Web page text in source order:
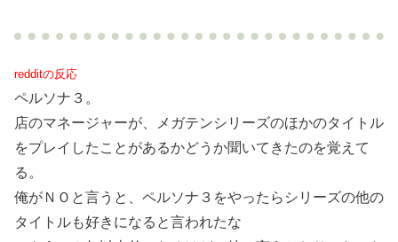
redditの反応
ペルソナ３。
店のマネージャーが、メガテンシリーズのほかのタイトル
をプレイしたことがあるかどうか聞いてきたのを覚えて
る。
俺がＮＯと言うと、ペルソナ３をやったらシリーズの他の
タイトルも好きになると言われたな